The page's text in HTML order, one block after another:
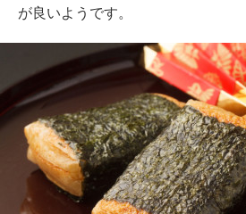
が良いようです。